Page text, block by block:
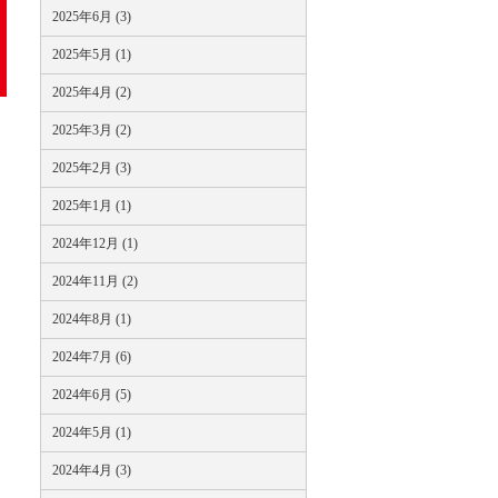
2025年6月 (3)
2025年5月 (1)
2025年4月 (2)
2025年3月 (2)
2025年2月 (3)
2025年1月 (1)
2024年12月 (1)
2024年11月 (2)
2024年8月 (1)
2024年7月 (6)
2024年6月 (5)
2024年5月 (1)
2024年4月 (3)